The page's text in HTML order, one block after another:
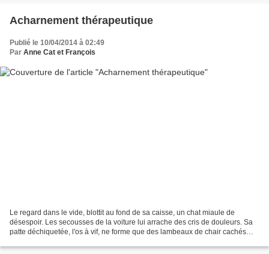
Acharnement thérapeutique
Publié le 10/04/2014 à 02:49
Par Anne Cat et François
Le regard dans le vide, blottit au fond de sa caisse, un chat miaule de
désespoir. Les secousses de la voiture lui arrache des cris de douleurs. Sa
patte déchiquetée, l'os à vif, ne forme que des lambeaux de chair cachés